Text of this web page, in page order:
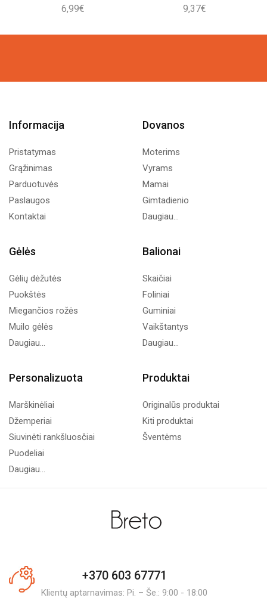
6,99€ 9,37€
Informacija
Pristatymas
Grąžinimas
Parduotuvės
Paslaugos
Kontaktai
Dovanos
Moterims
Vyrams
Mamai
Gimtadienio
Daugiau...
Gėlės
Gėlių dėžutės
Puokštės
Miegančios rožės
Muilo gėlės
Daugiau...
Balionai
Skaičiai
Foliniai
Guminiai
Vaikštantys
Daugiau...
Personalizuota
Marškinėliai
Džemperiai
Siuvinėti rankšluosčiai
Puodeliai
Daugiau...
Produktai
Originalūs produktai
Kiti produktai
Šventėms
+370 603 67771
Klientų aptarnavimas: Pi. – Še.: 9:00 - 18:00